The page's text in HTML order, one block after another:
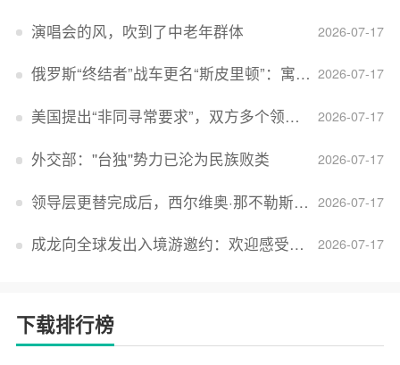
2026-07-17
演唱会的风，吹到了中老年群体
2026-07-17
俄罗斯“终结者”战车更名“斯皮里顿”：寓意强大可靠，彰显俄精神力量
2026-07-17
美国提出“非同寻常要求”，双方多个领域分歧依旧，印美贸易谈判进入“关键阶段”
2026-07-17
外交部：''台独''势力已沦为民族败类
2026-07-17
领导层更替完成后，西尔维奥·那不勒斯出任Lucid首席执行官
2026-07-17
成龙向全球发出入境游邀约：欢迎感受无滤镜的真实中国
下载排行榜